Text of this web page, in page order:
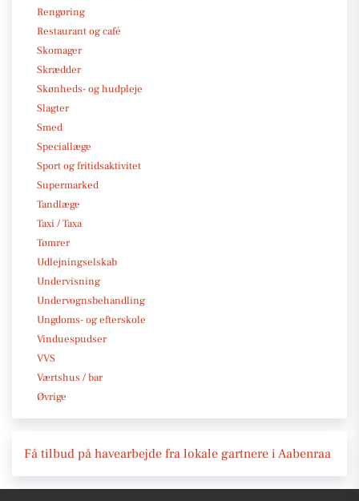
Rengøring
Restaurant og café
Skomager
Skrædder
Skønheds- og hudpleje
Slagter
Smed
Speciallæge
Sport og fritidsaktivitet
Supermarked
Tandlæge
Taxi / Taxa
Tømrer
Udlejningselskab
Undervisning
Undervognsbehandling
Ungdoms- og efterskole
Vinduespudser
VVS
Værtshus / bar
Øvrige
Få tilbud på havearbejde fra lokale gartnere i Aabenraa